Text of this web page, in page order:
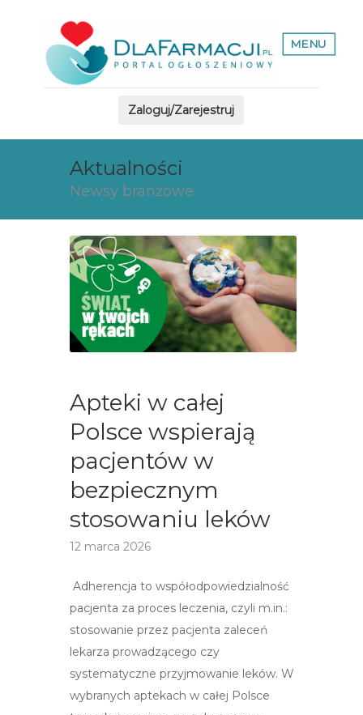
MENU
Zaloguj/Zarejestruj
Aktualności
Newsy branżowe
Apteki w całej
Polsce wspierają
pacjentów w
bezpiecznym
stosowaniu leków
12 marca 2026
Adherencja to współodpowiedzialność
pacjenta za proces leczenia, czyli m.in.:
stosowanie przez pacjenta zaleceń
lekarza prowadzącego czy
systematyczne przyjmowanie leków. W
wybranych aptekach w całej Polsce